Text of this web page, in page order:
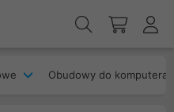
Obudowy do komputera